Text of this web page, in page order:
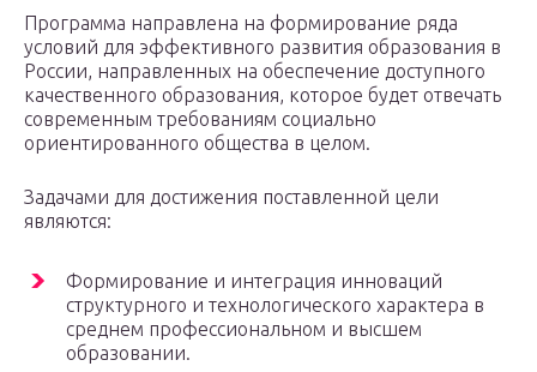
Программа направлена на формирование ряда
условий для эффективного развития образования в
России, направленных на обеспечение доступного
качественного образования, которое будет отвечать
современным требованиям социально
ориентированного общества в целом.
Задачами для достижения поставленной цели
являются:
Формирование и интеграция инноваций
структурного и технологического характера в
среднем профессиональном и высшем
образовании.